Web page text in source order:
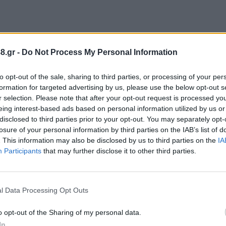
- Do Not Process My Personal Information
opt-out of the sale, sharing to third parties, or processing of your
for targeted advertising by us, please use the below opt-out
selection. Please note that after your opt-out request is processed
interest-based ads based on personal information utilized by us
to third parties prior to your opt-out. You may separately
of your personal information by third parties on the IAB’s list of
This information may also be disclosed by us to third parties on the
Participants that may further disclose it to other third parties.
Data Processing Opt Outs
opt-out of the Sharing of my personal data.
Συμβούλου Κορινθίας Γιάννη
από την εγκατάσταση μιας μονάδας
ιστό, μόλις 160 μέτρα από το κεντρικό
και εγκαταστάσεις με ανθρώπινη
σε παρόμοιες μονάδες στην Ελλάδα και σε
καθώς και μόλυνση του περιβάλλοντος
στην υγεία των κατοίκων.
όπως για παράδειγμα το νοσοκομείο Κορίνθου
προστασίας όπως η Πυροσβεστική
την απουσία ελεγκτικών μηχανισμών για την